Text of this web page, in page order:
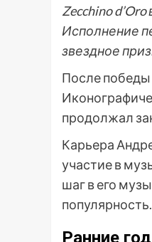
Zecchino
Исполнение
звездное
После победы
продолжал
Карьера
участие в
шаг в его
популярность.